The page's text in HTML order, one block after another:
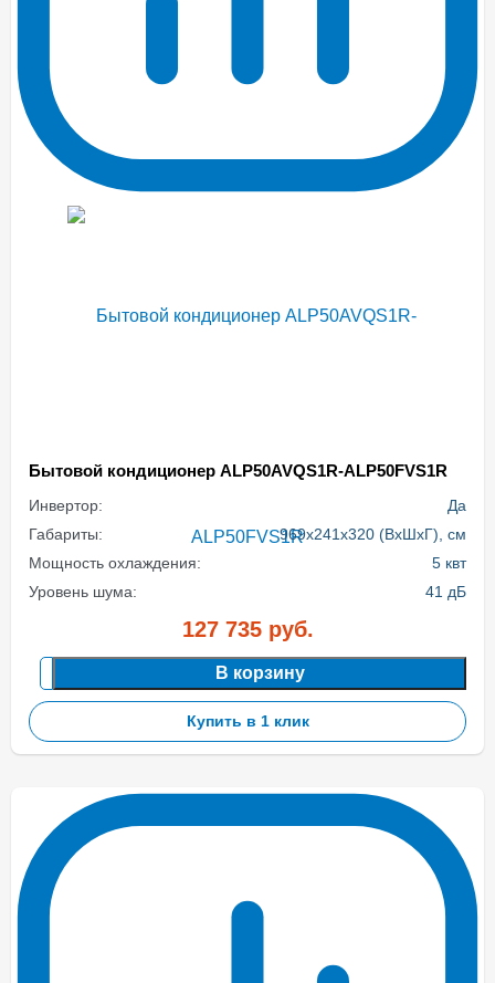
Бытовой кондиционер ALP50AVQS1R-ALP50FVS1R
Инвертор:
Да
Габариты:
969x241x320 (ВхШхГ), см
Мощность охлаждения:
5 квт
Уровень шума:
41 дБ
127 735руб.
В корзину
Купить в 1 клик